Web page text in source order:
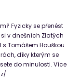
Fyzicky se přenést
v dnešních Zlatých
Tomášem Houškou
díky kterým se
do minulosti. Více